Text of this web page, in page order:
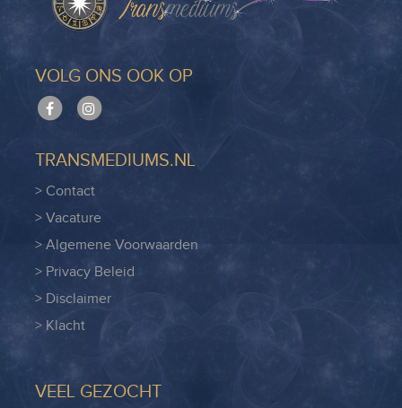
VOLG ONS OOK OP
TRANSMEDIUMS.NL
> Contact
> Vacature
> Algemene Voorwaarden
> Privacy Beleid
> Disclaimer
> Klacht
VEEL GEZOCHT